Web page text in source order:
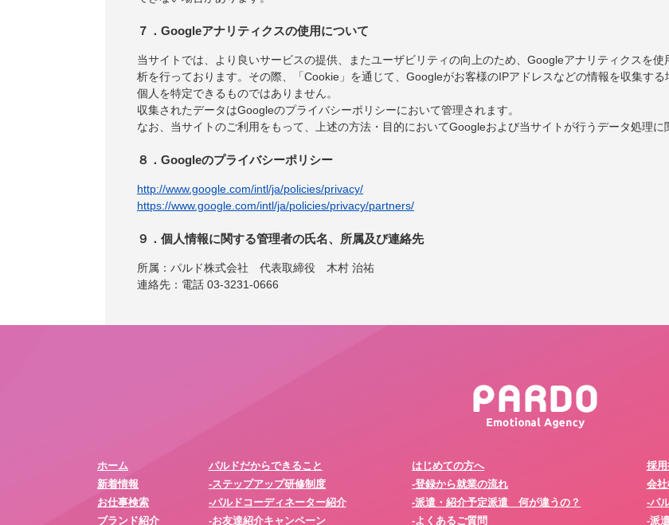
７．Googleアナリティクスの使用について
当サイトでは、より良いサービスの提供、またユーザビリティの向上のため、Googleアナリティクスを
析を行っております。その際、「Cookie」を通じて、Googleがお客様のIPアドレスなどの情報を収集す
個人を特定できるものではありません。
収集されたデータはGoogleのプライバシーポリシーにおいて管理されます。
なお、当サイトのご利用をもって、上述の方法・目的においてGoogleおよび当サイトが行うデータ処理に
８．Googleのプライバシーポリシー
http://www.google.com/intl/ja/policies/privacy/
https://www.google.com/intl/ja/policies/privacy/partners/
９．個人情報に関する管理者の氏名、所属及び連絡先
所属：パルド株式会社 代表取締役 木村 治祐
連絡先：電話 03-3231-0666
ホーム
新着情報
お仕事検索
ブランド紹介
パルドだからできること
-ステップアップ研修制度
-パルドコーディネーター紹介
-お友達紹介キャンペーン
はじめての方へ
-登録から就業の流れ
-派遣・紹介予定派遣 何が違うの？
-よくあるご質問
採
会
-パ
-派